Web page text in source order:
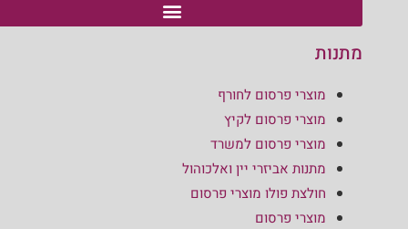
מתנות
מוצרי פרסום לחורף
מוצרי פרסום לקיץ
מוצרי פרסום למשרד
מתנות אביזרי יין ואלכוהול
חולצת פולו מוצרי פרסום
מוצרי פרסום